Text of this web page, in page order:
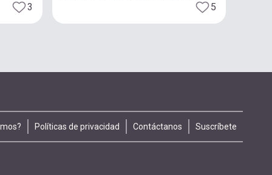
3 5
Políticas de privacidad Contáctanos Suscríbete